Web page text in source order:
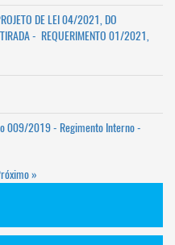
DE LEI 04/2021, DO
- REQUERIMENTO 01/2021,
009/2019 - Regimento Interno -
»